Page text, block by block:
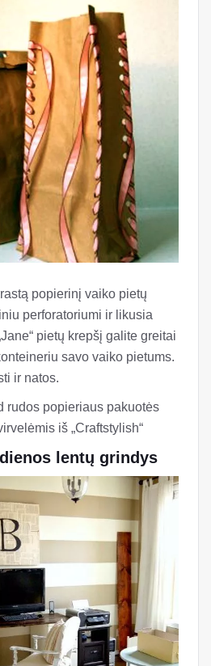
popierinį vaiko pietų
perforatoriumi ir likusia
pietų krepšį galite greitai
savo vaiko pietums.
ir natos.
rudos popieriaus pakuotės
iš „Craftstylish“
lentų grindys